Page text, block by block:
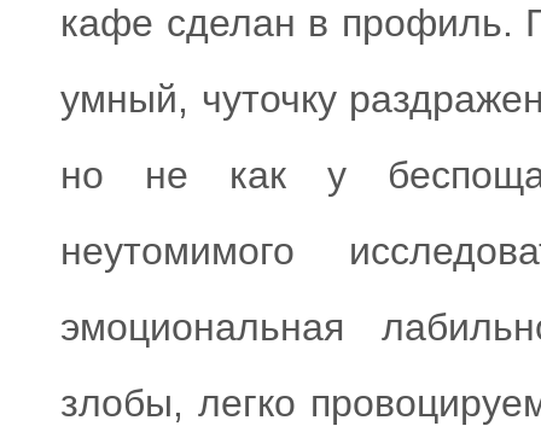
кафе сделан в профиль.
умный, чуточку
но не как у
неутомимого
эмоциональная
злобы, легко